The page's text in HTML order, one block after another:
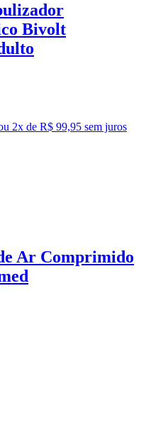
Bivolt
2x de R$ 99,95 sem juros
Ar Comprimido